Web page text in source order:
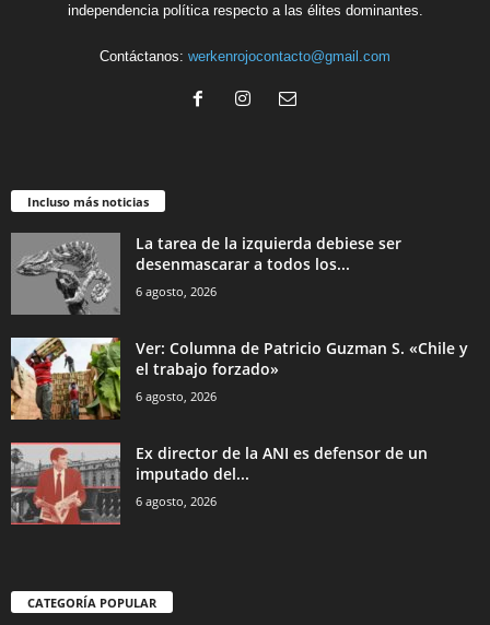
independencia política respecto a las élites dominantes.
Contáctanos: werkenrojocontacto@gmail.com
Incluso más noticias
La tarea de la izquierda debiese ser
desenmascarar a todos los...
6 agosto, 2026
Ver: Columna de Patricio Guzman S. «Chile y
el trabajo forzado»
6 agosto, 2026
Ex director de la ANI es defensor de un
imputado del...
6 agosto, 2026
CATEGORÍA POPULAR